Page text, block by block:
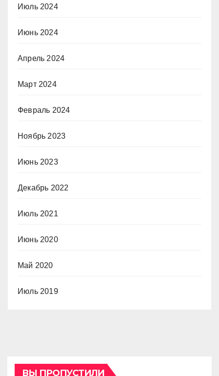
Июль 2024
Июнь 2024
Апрель 2024
Март 2024
Февраль 2024
Ноябрь 2023
Июнь 2023
Декабрь 2022
Июль 2021
Июнь 2020
Май 2020
Июль 2019
ВЫ ПРОПУСТИЛИ